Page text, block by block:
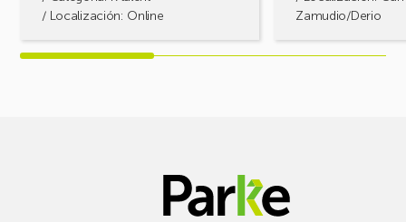
/ Localización: Online
Zamudio/Derio